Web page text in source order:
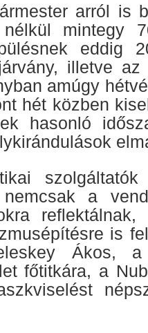
arról is
mintegy
eddig
illetve az
amúgy
hét közben
hasonló
szolgáltatók
a
is
Ákos, a
főtitkára, a